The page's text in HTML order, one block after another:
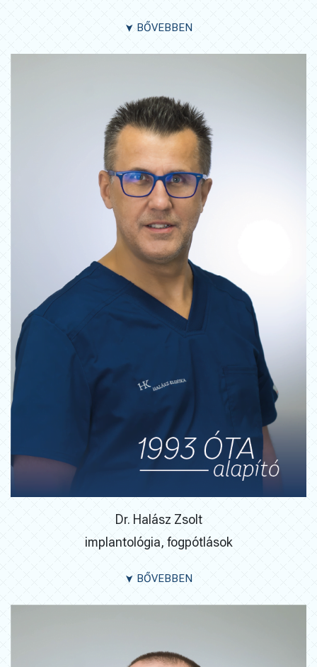
➤ BŐVEBBEN
Dr. Halász Zsolt
implantológia, fogpótlások
➤ BŐVEBBEN